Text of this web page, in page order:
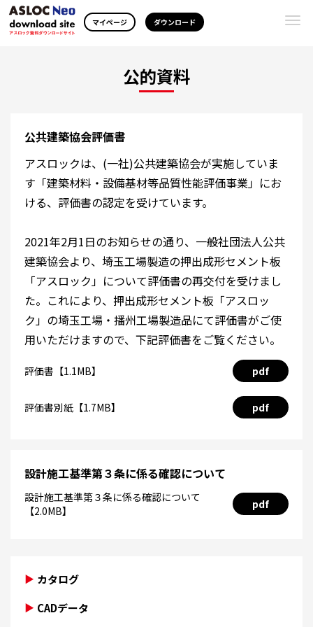
マイページ ダウンロード
公的資料
公共建築協会評価書
アスロックは、(一社)公共建築協会が実施していま
す「建築材料・設備基材等品質性能評価事業」にお
ける、評価書の認定を受けています。
2021年2月1日のお知らせの通り、一般社団法人公共
建築協会より、埼玉工場製造の押出成形セメント板
「アスロック」について評価書の再交付を受けまし
た。これにより、押出成形セメント板「アスロッ
ク」の埼玉工場・播州工場製造品にて評価書がご使
用いただけますので、下記評価書をご覧ください。
評価書【1.1MB】 pdf
評価書別紙【1.7MB】 pdf
設計施工基準第３条に係る確認について
設計施工基準第３条に係る確認について
【2.0MB】
pdf
カタログ
CADデータ